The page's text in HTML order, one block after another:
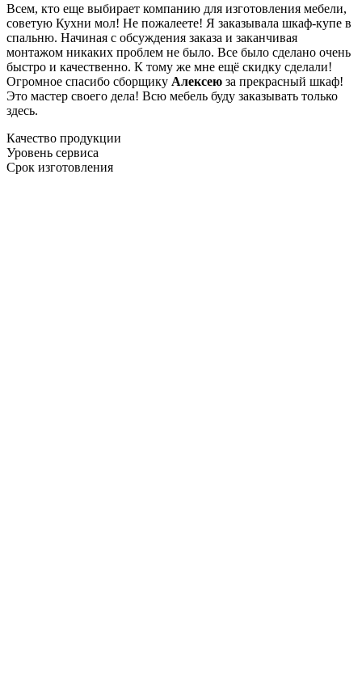
Всем, кто еще выбирает компанию для изготовления мебели,
советую Кухни мол! Не пожалеете! Я заказывала шкаф-купе в
спальню. Начиная с обсуждения заказа и заканчивая
монтажом никаких проблем не было. Все было сделано очень
быстро и качественно. К тому же мне ещё скидку сделали!
Огромное спасибо сборщику Алексею за прекрасный шкаф!
Это мастер своего дела! Всю мебель буду заказывать только
здесь.
Качество продукции
Уровень сервиса
Срок изготовления